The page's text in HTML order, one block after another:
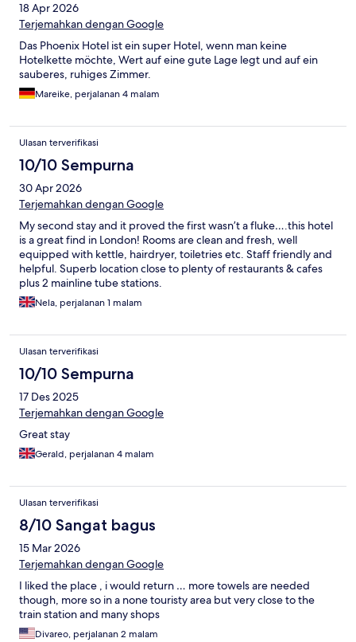
18 Apr 2026
Terjemahkan dengan Google
Das Phoenix Hotel ist ein super Hotel, wenn man keine
Hotelkette möchte, Wert auf eine gute Lage legt und auf ein
sauberes, ruhiges Zimmer.
Mareike, perjalanan 4 malam
Ulasan terverifikasi
10/10 Sempurna
30 Apr 2026
Terjemahkan dengan Google
My second stay and it proved the first wasn’t a fluke….this hotel
is a great find in London! Rooms are clean and fresh, well
equipped with kettle, hairdryer, toiletries etc. Staff friendly and
helpful. Superb location close to plenty of restaurants & cafes
plus 2 mainline tube stations.
Nela, perjalanan 1 malam
Ulasan terverifikasi
10/10 Sempurna
17 Des 2025
Terjemahkan dengan Google
Great stay
Gerald, perjalanan 4 malam
Ulasan terverifikasi
8/10 Sangat bagus
15 Mar 2026
Terjemahkan dengan Google
I liked the place , i would return … more towels are needed
though, more so in a none touristy area but very close to the
train station and many shops
Divareo, perjalanan 2 malam